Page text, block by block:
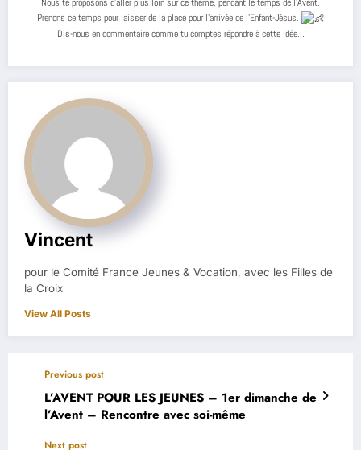
Nous te proposons d’aller plus loin sur ce thème, pendant le temps de l’Avent.
Prenons ce temps pour laisser de la place pour l’arrivée de l’Enfant-Jésus.
Dis-nous en commentaire comme tu comptes répondre à cette idée…
Vincent
pour le Comité France Jeunes & Vocation, avec les Filles de
la Croix
View All Posts
Previous post
L’AVENT POUR LES JEUNES – 1er dimanche de
l’Avent – Rencontre avec soi-même
Next post